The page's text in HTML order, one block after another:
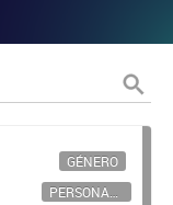
GÉNERO
PERSONAL CIENTÍFICO-TECNOLÓGICO